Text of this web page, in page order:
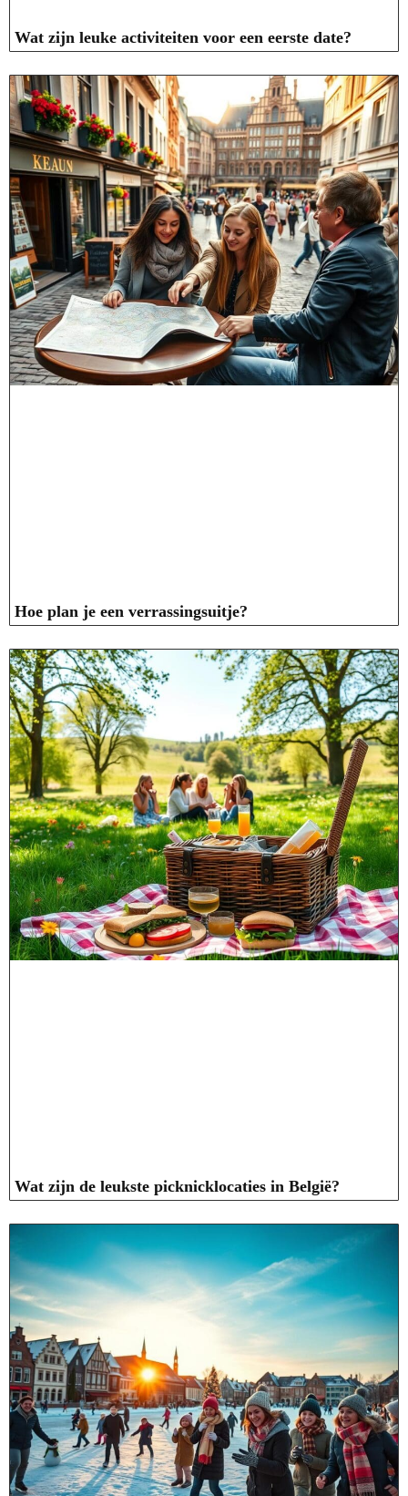
Wat zijn leuke activiteiten voor een eerste date?
Hoe plan je een verrassingsuitje?
Wat zijn de leukste picknicklocaties in België?